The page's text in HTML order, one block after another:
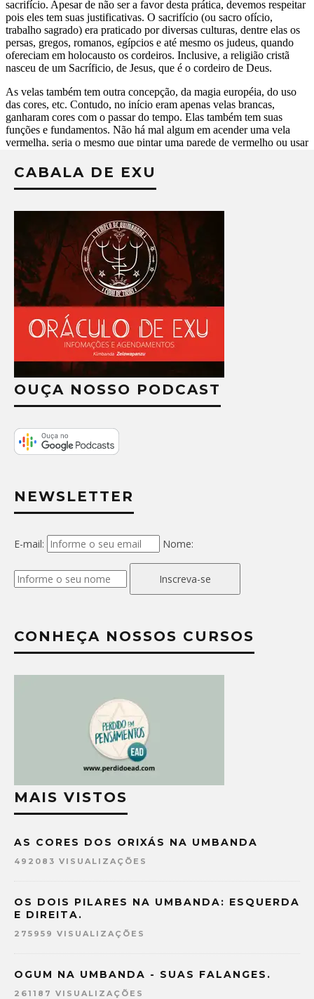
CABALA DE EXU
OUÇA NOSSO PODCAST
NEWSLETTER
E-mail: Nome:
Inscreva-se
CONHEÇA NOSSOS CURSOS
MAIS VISTOS
AS CORES DOS ORIXÁS NA UMBANDA
492083 VISUALIZAÇÕES
OS DOIS PILARES NA UMBANDA: ESQUERDA
E DIREITA.
275959 VISUALIZAÇÕES
OGUM NA UMBANDA - SUAS FALANGES.
261187 VISUALIZAÇÕES